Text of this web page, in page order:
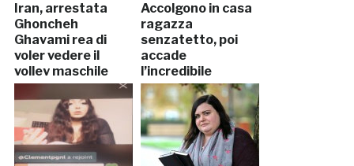
Iran, arrestata
Ghoncheh
Ghavami rea di
voler vedere il
volley maschile
Accolgono in casa
ragazza
senzatetto, poi
accade
l’incredibile